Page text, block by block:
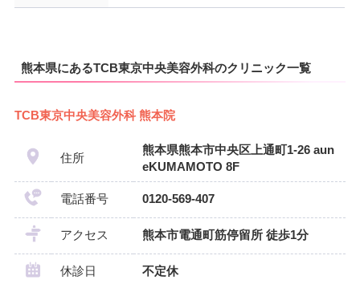
熊本県にあるTCB東京中央美容外科のクリニック一覧
TCB東京中央美容外科 熊本院
住所
熊本県熊本市中央区上通町1-26 aun
eKUMAMOTO 8F
電話番号 0120-569-407
アクセス 熊本市電通町筋停留所 徒歩1分
休診日 不定休